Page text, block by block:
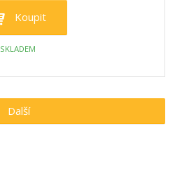
Koupit
SKLADEM
Další